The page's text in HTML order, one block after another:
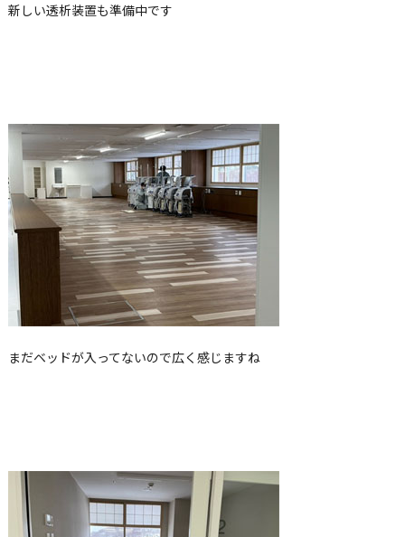
新しい透析装置も準備中です
まだベッドが入ってないので広く感じますね